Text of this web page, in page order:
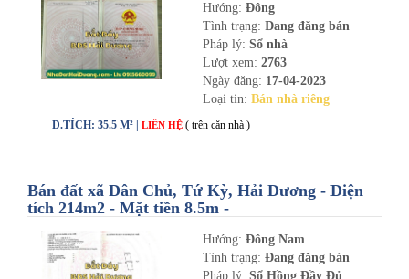
Hướng: Đông
Tình trạng: Đang đăng bán
Pháp lý: Sổ nhà
Lượt xem: 2763
Ngày đăng: 17-04-2023
Loại tin: Bán nhà riêng
D.TÍCH: 35.5 M² | LIÊN HỆ ( trên căn nhà )
Bán đất xã Dân Chủ, Tứ Kỳ, Hải Dương - Diện
tích 214m2 - Mặt tiền 8.5m -
Hướng: Đông Nam
Tình trạng: Đang đăng bán
Pháp lý: Sổ Hồng Đầy Đủ